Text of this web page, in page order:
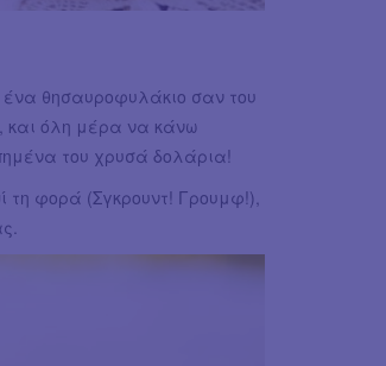
θησαυροφυλάκιο σαν του
όλη μέρα να κάνω
του χρυσά δολάρια!
φορά (Σγκρουντ! Γρουμφ!),